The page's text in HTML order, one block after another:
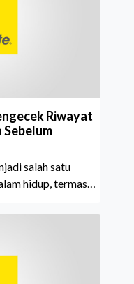
m
Riwayat
Sebelum
salah satu
hidup, termasuk
hunian maupun